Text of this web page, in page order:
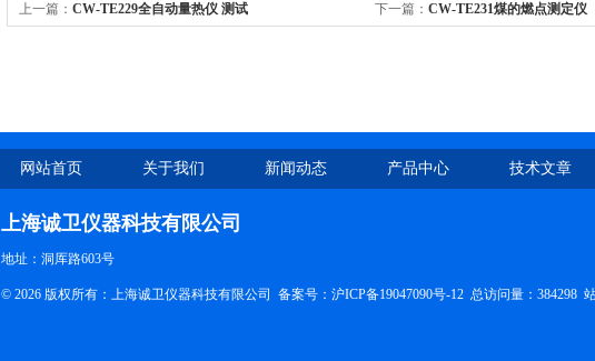
上一篇： CW-TE229全自动量热仪 测试 下一篇： CW-TE231煤的燃点测定仪
网站首页 关于我们 新闻动态 产品中心 技术文章
上海诚卫仪器科技有限公司
地址：洞厍路603号
© 2026 版权所有：上海诚卫仪器科技有限公司 备案号：沪ICP备19047090号-12 总访问量：384298